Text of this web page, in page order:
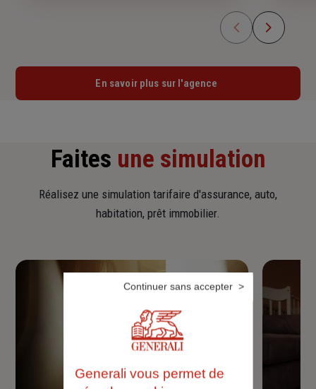
En savoir plus sur l'agence
Faites une simulation
Réalisez une simulation tarifaire d'assurance, auto,
habitation, prêt immobilier.
Generali vous permet de
Continuer sans accepter